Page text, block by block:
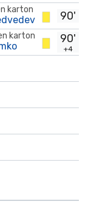
90'
karton
90'
+4
karton